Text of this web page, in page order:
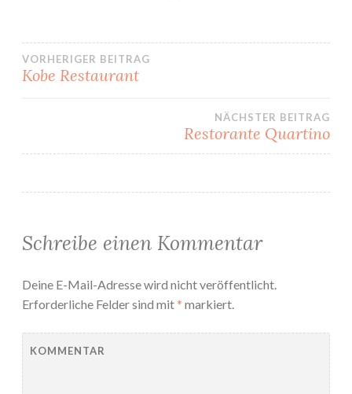
VORHERIGER BEITRAG
Kobe Restaurant
NÄCHSTER BEITRAG
Restorante Quartino
Schreibe einen Kommentar
Deine E-Mail-Adresse wird nicht veröffentlicht.
Erforderliche Felder sind mit* markiert.
KOMMENTAR